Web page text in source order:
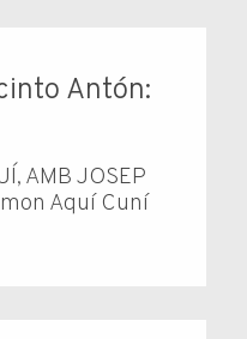
Antón:
AMB JOSEP
Aquí Cuní